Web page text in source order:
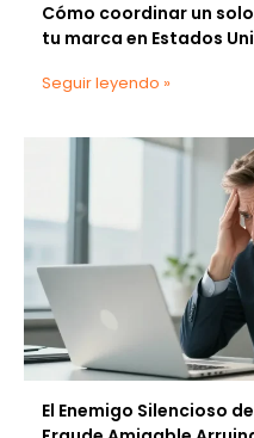
Cómo coordinar un
tu marca en Estados
Seguir leyendo »
El Enemigo Silencioso